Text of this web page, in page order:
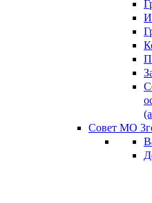
Совет МО